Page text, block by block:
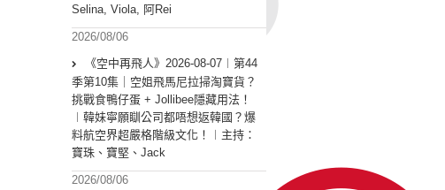
Selina, Viola, 阿Rei
2026/08/06
《空中再飛人》2026-08-07︱第44
季第10集｜空姐飛馬尼拉掃淘寶貨？
挑戰食鴨仔蛋 + Jollibee隱藏用法！
︱韓妹寧願瞓公司都唔想返韓國？爆
料航空界超嚴格階級文化！︱主持：
寶珠、寶堅、Jack
2026/08/06